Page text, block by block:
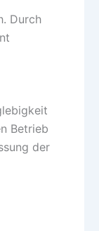
Durch
Betrieb
der